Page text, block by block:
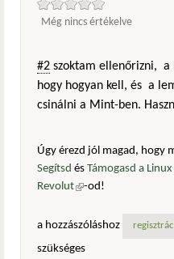
Még nincs értékelve
#2 szoktam ellenőrizni, a
hogy hogyan kell, és a
csinálni a Mint-ben.
Úgy érezd jól magad, hogy
Segítsd és Támogasd a
Revolut(külső hivatkozás)
-od!
a hozzászóláshoz
szükséges